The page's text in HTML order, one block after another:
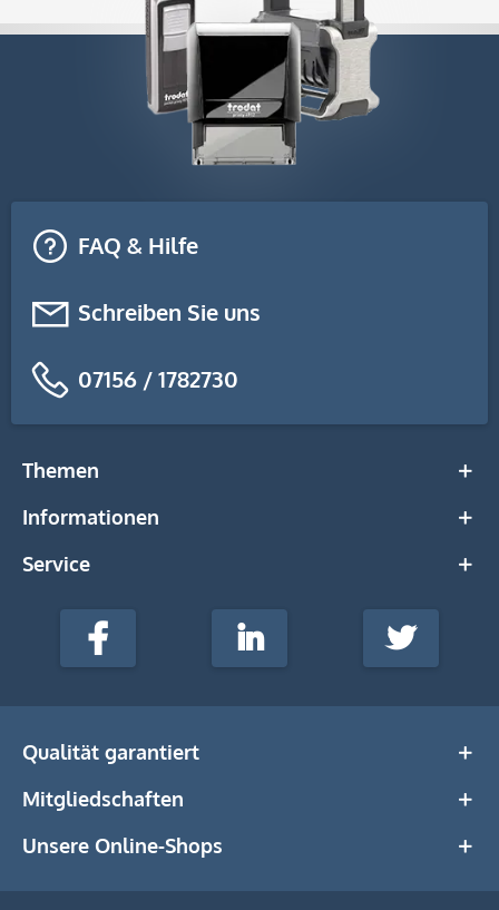
FAQ & Hilfe
Schreiben Sie uns
07156 / 1782730
Themen
Informationen
Service
stempel-
Media
Facebook LinkedIn Twitter
Qualität garantiert
Mitgliedschaften
Unsere Online-Shops